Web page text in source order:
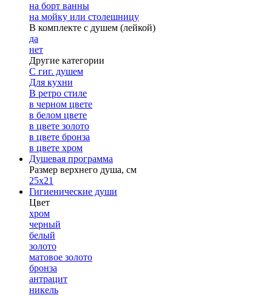
на борт ванны
на мойку или столешницу
В комплекте с душем (лейкой)
да
нет
Другие категории
С гиг. душем
Для кухни
В ретро стиле
в черном цвете
в белом цвете
в цвете золото
в цвете бронза
в цвете хром
Душевая программа
Размер верхнего душа, см
25х21
Гигиенические души
Цвет
хром
черный
белый
золото
матовое золото
бронза
антрацит
никель